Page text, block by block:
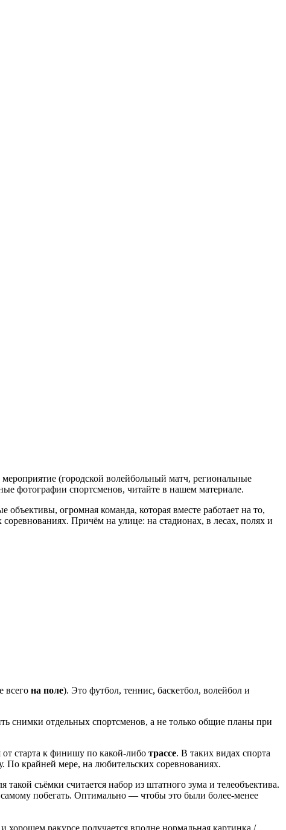
(городской волейбольный матч, региональные
фотографии спортсменов, читайте в нашем материале.
огромная команда, которая вместе работает на то,
Причём на улице: на стадионах, в лесах, полях и
всего на поле). Это футбол, теннис, баскетбол, волейбол и
снимки отдельных спортсменов, а не только общие планы при
от старта к финишу по какой-либо трассе. В таких видах спорта
По крайней мере, на любительских соревнованиях.
съёмки считается набор из штатного зума и телеобъектива.
побегать. Оптимально — чтобы это были более-менее
ракурсе получается вполне нормальная картинка /